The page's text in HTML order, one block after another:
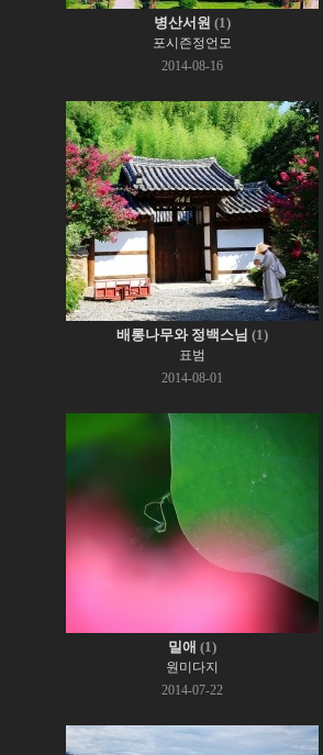
병산서원 (1)
포시즌정언모
2014-08-16
배롱나무와 정백스님 (1)
표범
2014-08-01
밀애 (1)
원미다지
2014-07-22